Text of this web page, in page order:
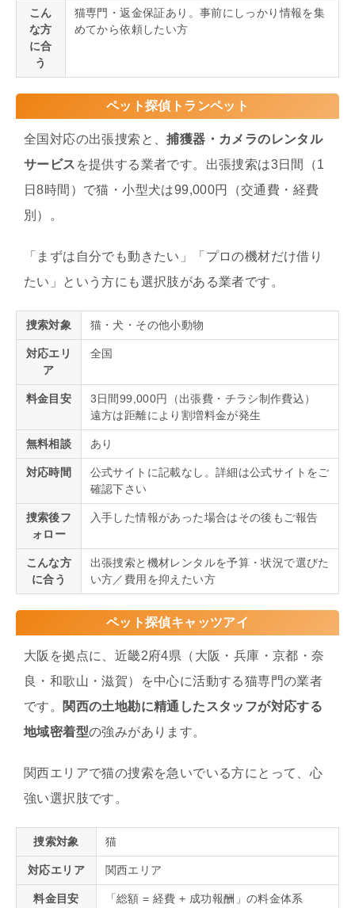
こん
な方
に合
う
猫専門・返金保証あり。事前にしっかり情報を集
めてから依頼したい方
ペット探偵トランペット
全国対応の出張捜索と、捕獲器・カメラのレンタル
サービス を提供する業者です。出張捜索は3日間（1
日8時間）で猫・小型犬は99,000円（交通費・経費
別）。
「まずは自分でも動きたい」「プロの機材だけ借り
たい」という方にも選択肢がある業者です。
捜索対象 猫・犬・その他小動物
対応エリ
ア
全国
料金目安
3日間99,000円（出張費・チラシ制作費込）
遠方は距離により割増料金が発生
無料相談 あり
対応時間
公式サイトに記載なし。詳細は公式サイトをご
確認下さい
捜索後フ
ォロー
入手した情報があった場合はその後もご報告
こんな方
に合う
出張捜索と機材レンタルを予算・状況で選びた
い方／費用を抑えたい方
ペット探偵キャッツアイ
大阪を拠点に、近畿2府4県（大阪・兵庫・京都・奈
良・和歌山・滋賀）を中心に活動する猫専門の業者
です。
関西の土地勘に精通したスタッフが対応する
地域密着型の強みがあります。
関西エリアで猫の捜索を急いでいる方にとって、心
強い選択肢です。
捜索対象 猫
対応エリア 関西エリア
料金目安
「総額 = 経費 + 成功報酬」の料金体系